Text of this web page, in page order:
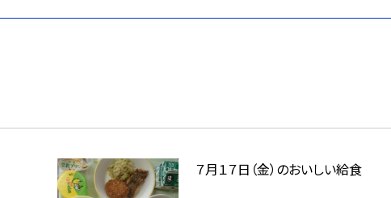
７月１７日（金）のおいしい給食